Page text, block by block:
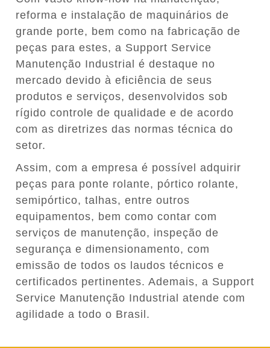
reforma e instalação de maquinários de
grande porte, bem como na fabricação de
peças para estes, a Support Service
Manutenção Industrial é destaque no
mercado devido à eficiência de seus
produtos e serviços, desenvolvidos sob
rígido controle de qualidade e de acordo
com as diretrizes das normas técnica do
setor.
Assim, com a empresa é possível adquirir
peças para ponte rolante, pórtico rolante,
semipórtico, talhas, entre outros
equipamentos, bem como contar com
serviços de manutenção, inspeção de
segurança e dimensionamento, com
emissão de todos os laudos técnicos e
certificados pertinentes. Ademais, a Support
Service Manutenção Industrial atende com
agilidade a todo o Brasil.